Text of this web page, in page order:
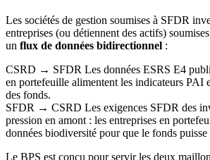
Les sociétés de gestion soumises à SFDR
entreprises (ou détiennent des actifs)
un flux de données bidirectionnel :
CSRD → SFDR Les données ESRS E4
en portefeuille alimentent les indicateurs PAI
des fonds.
SFDR → CSRD Les exigences SFDR des
pression en amont : les entreprises en
données biodiversité pour que le fonds puisse
Le BPS est conçu pour servir les deux